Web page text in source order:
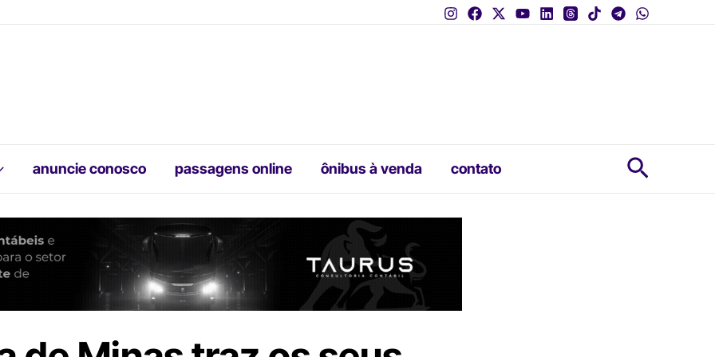
anuncie conosco passagens online ônibus à venda contato